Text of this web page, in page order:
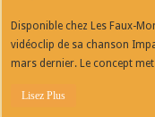
Disponible chez Les Faux-
vidéoclip de sa chanson
mars dernier. Le concept
Lisez Plus